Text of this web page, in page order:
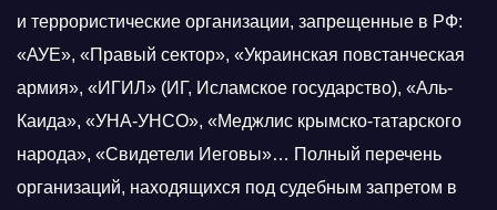
и террористические организации, запрещенные в РФ:
«АУЕ», «Правый сектор», «Украинская повстанческая
армия», «ИГИЛ» (ИГ, Исламское государство), «Аль-
Каида», «УНА-УНСО», «Меджлис крымско-татарского
народа», «Свидетели Иеговы»… Полный перечень
организаций, находящихся под судебным запретом в